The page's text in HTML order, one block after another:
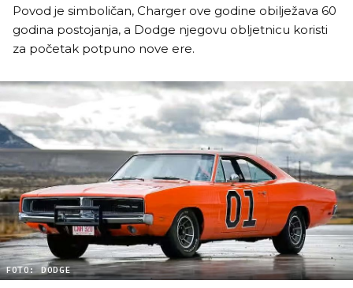
Povod je simboličan, Charger ove godine obilježava 60
godina postojanja, a Dodge njegovu obljetnicu koristi
za početak potpuno nove ere.
FOTO: DODGE